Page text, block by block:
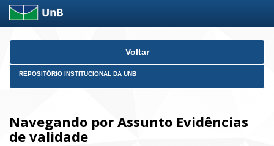
Skip
Voltar
REPOSITÓRIO INSTITUCIONAL DA UNB
Navegando por Assunto Evidências
de validade